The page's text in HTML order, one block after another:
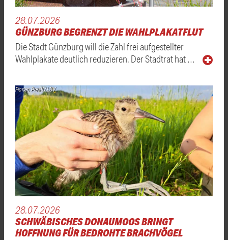
28.07.2026
GÜNZBURG BEGRENZT DIE WAHLPLAKATFLUT
Die Stadt Günzburg will die Zahl frei aufgestellter
Wahlplakate deutlich reduzieren. Der Stadtrat hat …
Florian Prestl / LBV
28.07.2026
SCHWÄBISCHES DONAUMOOS BRINGT
HOFFNUNG FÜR BEDROHTE BRACHVÖGEL